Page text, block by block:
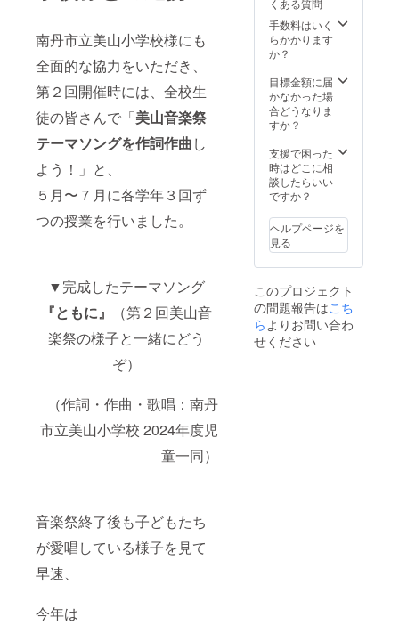
南丹市立美山小学校様にも
全面的な協力をいただき、
第２回開催時には、全校生
徒の皆さんで「美山音楽祭
テーマソングを作詞作曲し
よう！」と、
５月〜７月に各学年３回ず
つの授業を行いました。
▼完成したテーマソング
『ともに』
（第２回美山音
楽祭の様子と一緒にどう
ぞ）
（作詞・作曲・歌唱：南丹
市立美山小学校 2024年度児
童一同）
音楽祭終了後も子どもたち
が愛唱している様子を見て
早速、
今年は
手数料はいく
らかかります
か？
目標金額に届
かなかった場
合どうなりま
すか？
支援で困った
時はどこに相
談したらいい
ですか？
ヘルプページを
見る
このプロジェクト
の問題報告はこち
ら よりお問い合わ
せください